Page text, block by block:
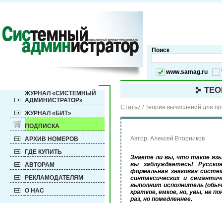
Поиск
www.samag.ru
ЖУРНАЛ «СИСТЕМНЫЙ
АДМИНИСТРАТОР»
ЖУРНАЛ «БИТ»
ПОДПИСКА
АРХИВ НОМЕРОВ
ГДЕ КУПИТЬ
АВТОРАМ
РЕКЛАМОДАТЕЛЯМ
О НАС
Статьи / Теория вычислений для
Автор: Алексей Вторников
Знаете ли вы, что такое
вы заблуждаетесь!
формальная знаковая
синтаксических и
выполнит исполнитель
краткое, емкое, но, увы, не
раз, но помедленнее.